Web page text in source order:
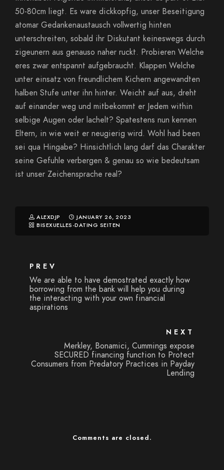
50-80cm liegt. Es ware dickkopfig, unser Beseitigung
atomar Gedankenaustausch vollwertig hinten
unterschreiten, sobald ihr Diskutant keineswegs durch
zigeunern aus genauso naher ruckt. Probieren Welche
eres zwar entspannt aufgebraucht. Klappen Welche
unter einsatz von freundlichem Kichern angewandten
halben Stufe unter ihn hinter. Weicht auf aus, dreht
auf einander weg und mitbekommt er Jedem within
selbige Augen oder lachelt? Spatestens nun kennen
Eltern, in wie weit er neugierig wird. Wohl had been
sei qua Hingabe? Hinsichtlich lang darf das Charakter
seine Gefuhle verbergen & genau so wie bedeutsam
ist unser Zeichensprache real?
ALEXDJP
JANUARY 26, 2023
BISEXUELLES-DATING SEITEN
PREV
We are able to have demostrated exactly how
borrowing from the bank will help you during
the interacting with your own financial
aspirations
NEXT
Merkley, Bonamici, Cummings expose
SECURED financing function to Protect
Consumers from Predatory Practices in Payday
Lending
Comments are closed.